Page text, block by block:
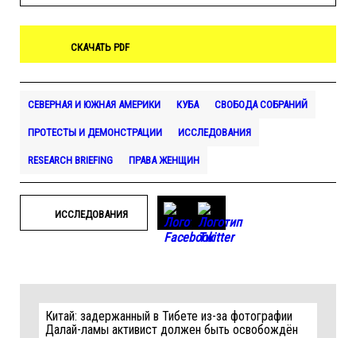
СКАЧАТЬ PDF
СЕВЕРНАЯ И ЮЖНАЯ АМЕРИКИ КУБА СВОБОДА СОБРАНИЙ
ПРОТЕСТЫ И ДЕМОНСТРАЦИИ ИССЛЕДОВАНИЯ
RESEARCH BRIEFING ПРАВА ЖЕНЩИН
ИССЛЕДОВАНИЯ
Китай: задержанный в Тибете из-за фотографии
Далай-ламы активист должен быть освобождён